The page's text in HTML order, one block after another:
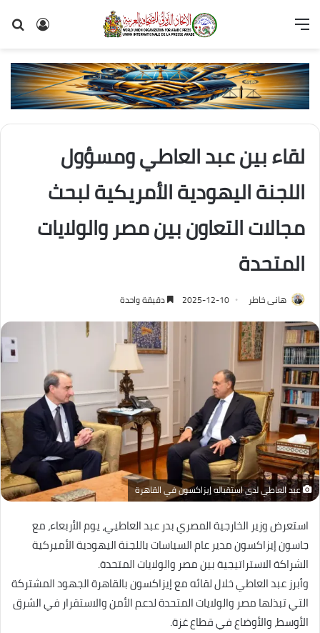
تسجيل
القائمة
لقاء بين عبد العاطي ومسؤول
اللجنة اليهودية الأمريكية لبحث
مجالات التعاون بين مصر والولايات
المتحدة
هانى خاطر 2025-12-10 دقيقة واحدة
عبد العاطي لدى استقباله إيزاكسون في القاهرة
استعرض وزير الخارجية المصري بدر عبد العاطيي، يوم الأربعاء، مع
جاسون إيزاكسون مدير عام السياسات باللجنة اليهودية الأميركية
الشراكة الاستراتيجية بين مصر والولايات المتحدة.
وأبرز عبد العاطي خلال لقائه مع إيزاكسون بالقاهرة الجهود المشتركة
التي تبذلها مصر والولايات المتحدة لدعم الأمن والاستقرار في الشرق
الأوسط، والأوضاع في قطاع غزة.